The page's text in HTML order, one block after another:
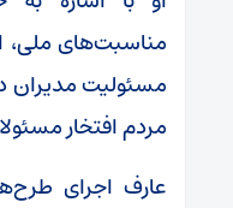
مناسبت‌های ملی،
مسئولیت مدیران
مردم افتخار
عارف اجرای